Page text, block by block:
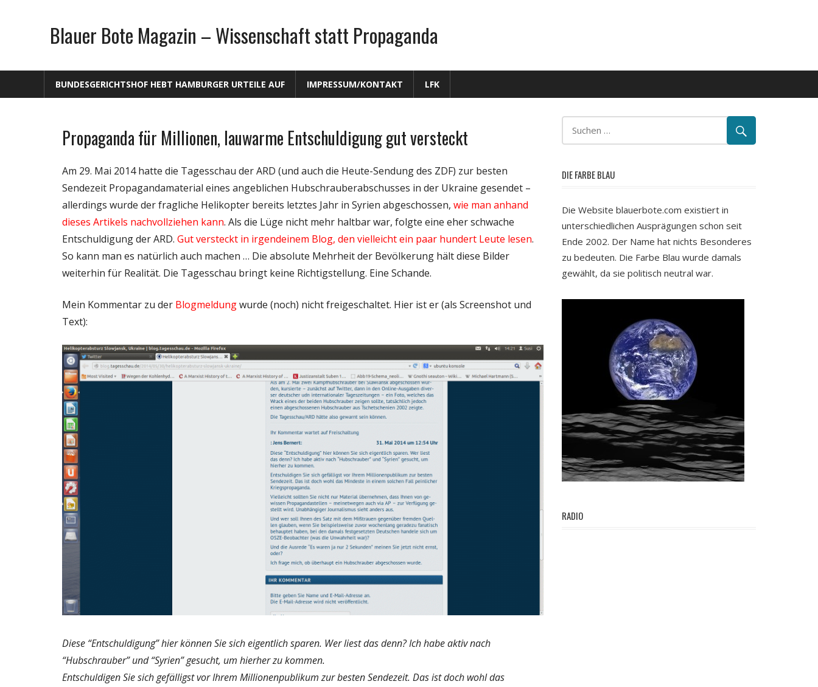
Blauer Bote Magazin – Wissenschaft statt Propaganda
BUNDESGERICHTSHOF HEBT HAMBURGER URTEILE AUF IMPRESSUM/KONTAKT LFK
Gesellschaft
Medien
Politik
Technik
Webfundstück
Propaganda für Millionen, lauwarme Entschuldigung gut versteckt
Am 29. Mai 2014 hatte die Tagesschau der ARD (und auch die Heute-Sendung des ZDF) zur besten
Sendezeit Propagandamaterial eines angeblichen Hubschrauberabschusses in der Ukraine gesendet –
allerdings wurde der fragliche Helikopter bereits letztes Jahr in Syrien abgeschossen, wie man anhand
dieses Artikels nachvollziehen kann. Als die Lüge nicht mehr haltbar war, folgte eine eher schwache
Entschuldigung der ARD. Gut versteckt in irgendeinem Blog, den vielleicht ein paar hundert Leute lesen.
So kann man es natürlich auch machen … Die absolute Mehrheit der Bevölkerung hält diese Bilder
weiterhin für Realität. Die Tagesschau bringt keine Richtigstellung. Eine Schande.
Mein Kommentar zu der Blogmeldungwurde (noch) nicht freigeschaltet. Hier ist er (als Screenshot und
Text):
Diese “Entschuldigung” hier können Sie sich eigentlich sparen. Wer liest das denn? Ich habe aktiv nach
“Hubschrauber” und “Syrien” gesucht, um hierher zu kommen.
Entschuldigen Sie sich gefälligst vor Ihrem Millionenpublikum zur besten Sendezeit. Das ist doch wohl das
DIE FARBE BLAU
Die Website blauerbote.com existiert in
unterschiedlichen Ausprägungen schon seit
Ende 2002. Der Name hat nichts Besonderes
zu bedeuten. Die Farbe Blau wurde damals
gewählt, da sie politisch neutral war.
RADIO